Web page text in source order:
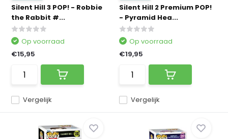
Silent Hill 3 POP! - Robbie
the Rabbit #...
Vergelijk
Op voorraad
€15,95
Silent Hill 2 Premium POP!
- Pyramid Hea...
Vergelijk
Op voorraad
€19,95